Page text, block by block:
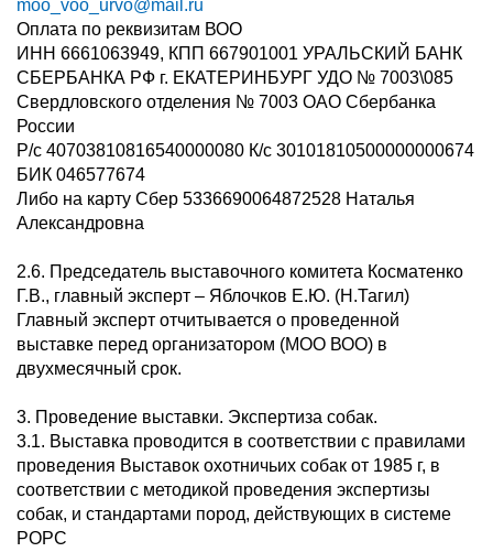
moo_voo_urvo@mail.ru
Оплата по реквизитам ВОО
ИНН 6661063949, КПП 667901001 УРАЛЬСКИЙ БАНК
СБЕРБАНКА РФ г. ЕКАТЕРИНБУРГ УДО № 7003\085
Свердловского отделения № 7003 ОАО Сбербанка
России
Р/с 40703810816540000080 К/с 30101810500000000674
БИК 046577674
Либо на карту Сбер 5336690064872528 Наталья
Александровна
2.6. Председатель выставочного комитета Косматенко
Г.В., главный эксперт – Яблочков Е.Ю. (Н.Тагил)
Главный эксперт отчитывается о проведенной
выставке перед организатором (МОО ВОО) в
двухмесячный срок.
3. Проведение выставки. Экспертиза собак.
3.1. Выставка проводится в соответствии с правилами
проведения Выставок охотничьих собак от 1985 г, в
соответствии с методикой проведения экспертизы
собак, и стандартами пород, действующих в системе
РОРС